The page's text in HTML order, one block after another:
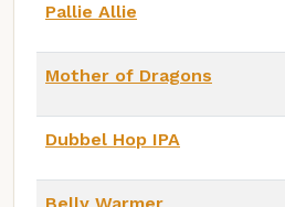
Pallie Allie
Mother of Dragons
Dubbel Hop IPA